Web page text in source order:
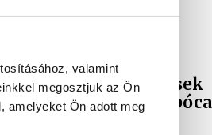
valamint
megosztjuk az Ön
amelyeket Ön adott meg
Együttműködések
színesítik a